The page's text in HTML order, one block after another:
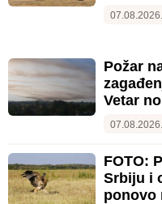
07.08.2026.
Požar
Vetar
07.08.2026.
FOTO:
Srbiju i
ponovo